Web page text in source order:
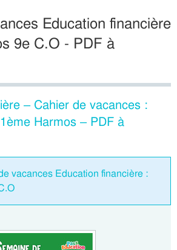
Education financière
9e C.O - PDF à
– Cahier de vacances :
Harmos – PDF à
vacances Education financière :